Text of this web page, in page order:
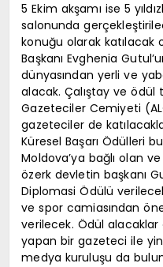
5 Ekim akşamı ise 5
salonunda
konuğu olarak katılacak
Başkanı Evghenia
dünyasından yerli ve
alacak. Çalıştay ve ödül
Gazeteciler Cemiyeti
gazeteciler de
Küresel Başarı Ödülleri
Moldova’ya bağlı olan
özerk devletin başkanı
Diplomasi Ödülü
ve spor camiasından
verilecek. Ödül alacaklar
yapan bir gazeteci ile
medya kuruluşu da